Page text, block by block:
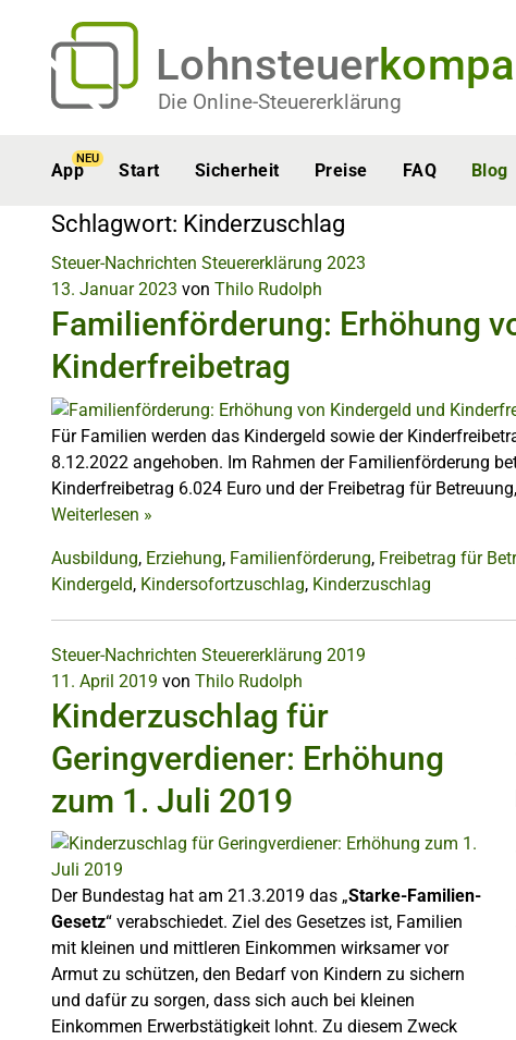
Lohnsteuer
Die Online-Steuererklärung
App
NEU
Start Sicherheit Preise FAQ Blog
Schlagwort: Kinderzuschlag
Steuer-Nachrichten Steuererklärung 2023
13. Januar 2023 von Thilo Rudolph
Familienförderung: Erhöhung
Kinderfreibetrag
Für Familien werden das Kindergeld sowie der
8.12.2022 angehoben. Im Rahmen der Familienförderung
Kinderfreibetrag 6.024 Euro und der Freibetrag für
Weiterlesen »
Ausbildung, Erziehung, Familienförderung, Freibetrag für
Kindergeld, Kindersofortzuschlag, Kinderzuschlag
Steuer-Nachrichten Steuererklärung 2019
11. April 2019 von Thilo Rudolph
Kinderzuschlag für
Geringverdiener: Erhöhung
zum 1. Juli 2019
Der Bundestag hat am 21.3.2019 das „Starke-Familien-
Gesetz“ verabschiedet. Ziel des Gesetzes ist, Familien
mit kleinen und mittleren Einkommen wirksamer vor
Armut zu schützen, den Bedarf von Kindern zu sichern
und dafür zu sorgen, dass sich auch bei kleinen
Einkommen Erwerbstätigkeit lohnt. Zu diesem Zweck